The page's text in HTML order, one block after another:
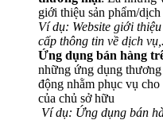
giới thiệu sản phẩm/
Ví dụ: Website giới
cấp thông tin về dịch
Ứng dụng bán hàng
những ứng dụng
động nhằm phục vụ
của chủ sở hữu
Ví dụ: Ứng dụng bán